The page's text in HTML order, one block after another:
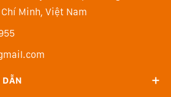
đến 10 giờ, thoải mái quay
Minh, Việt Nam
DẪN